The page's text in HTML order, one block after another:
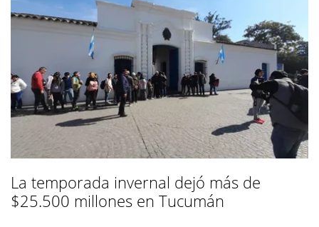
La temporada invernal dejó más de
$25.500 millones en Tucumán